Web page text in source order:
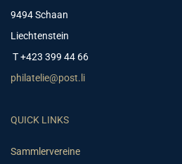
9494 Schaan
Liechtenstein
T +423 399 44 66
philatelie@post.li
QUICK LINKS
Sammlervereine